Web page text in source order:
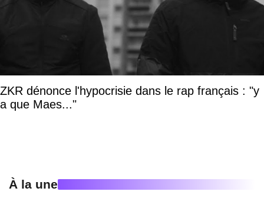
ZKR dénonce l'hypocrisie dans le rap français : "y
a que Maes..."
À la une